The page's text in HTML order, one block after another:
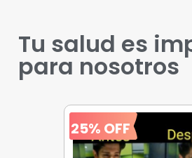
Tu salud es
para nosotros
25% OFF